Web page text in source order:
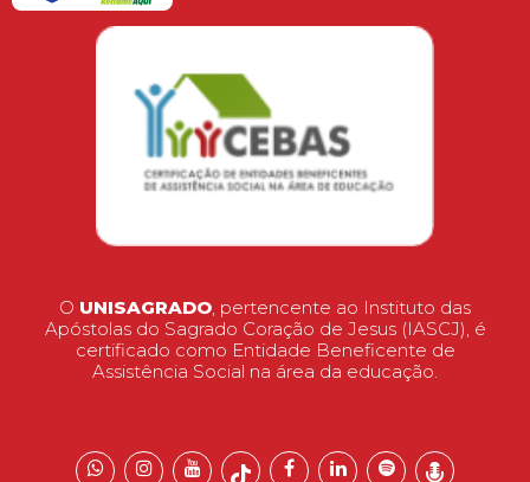
O UNISAGRADO, pertencente ao Instituto das
Apóstolas do Sagrado Coração de Jesus (IASCJ), é
certificado como Entidade Beneficente de
Assistência Social na área da educação.